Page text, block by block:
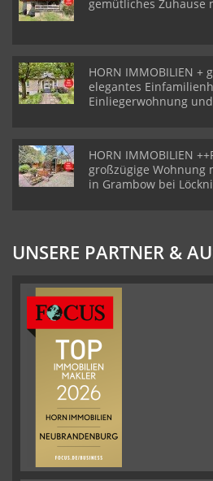
gemütliches Zuhause
HORN IMMOBILIEN +
elegantes
Einliegerwohnung
HORN IMMOBILIEN
großzügige Wohnung
in Grambow bei
UNSERE PARTNER &